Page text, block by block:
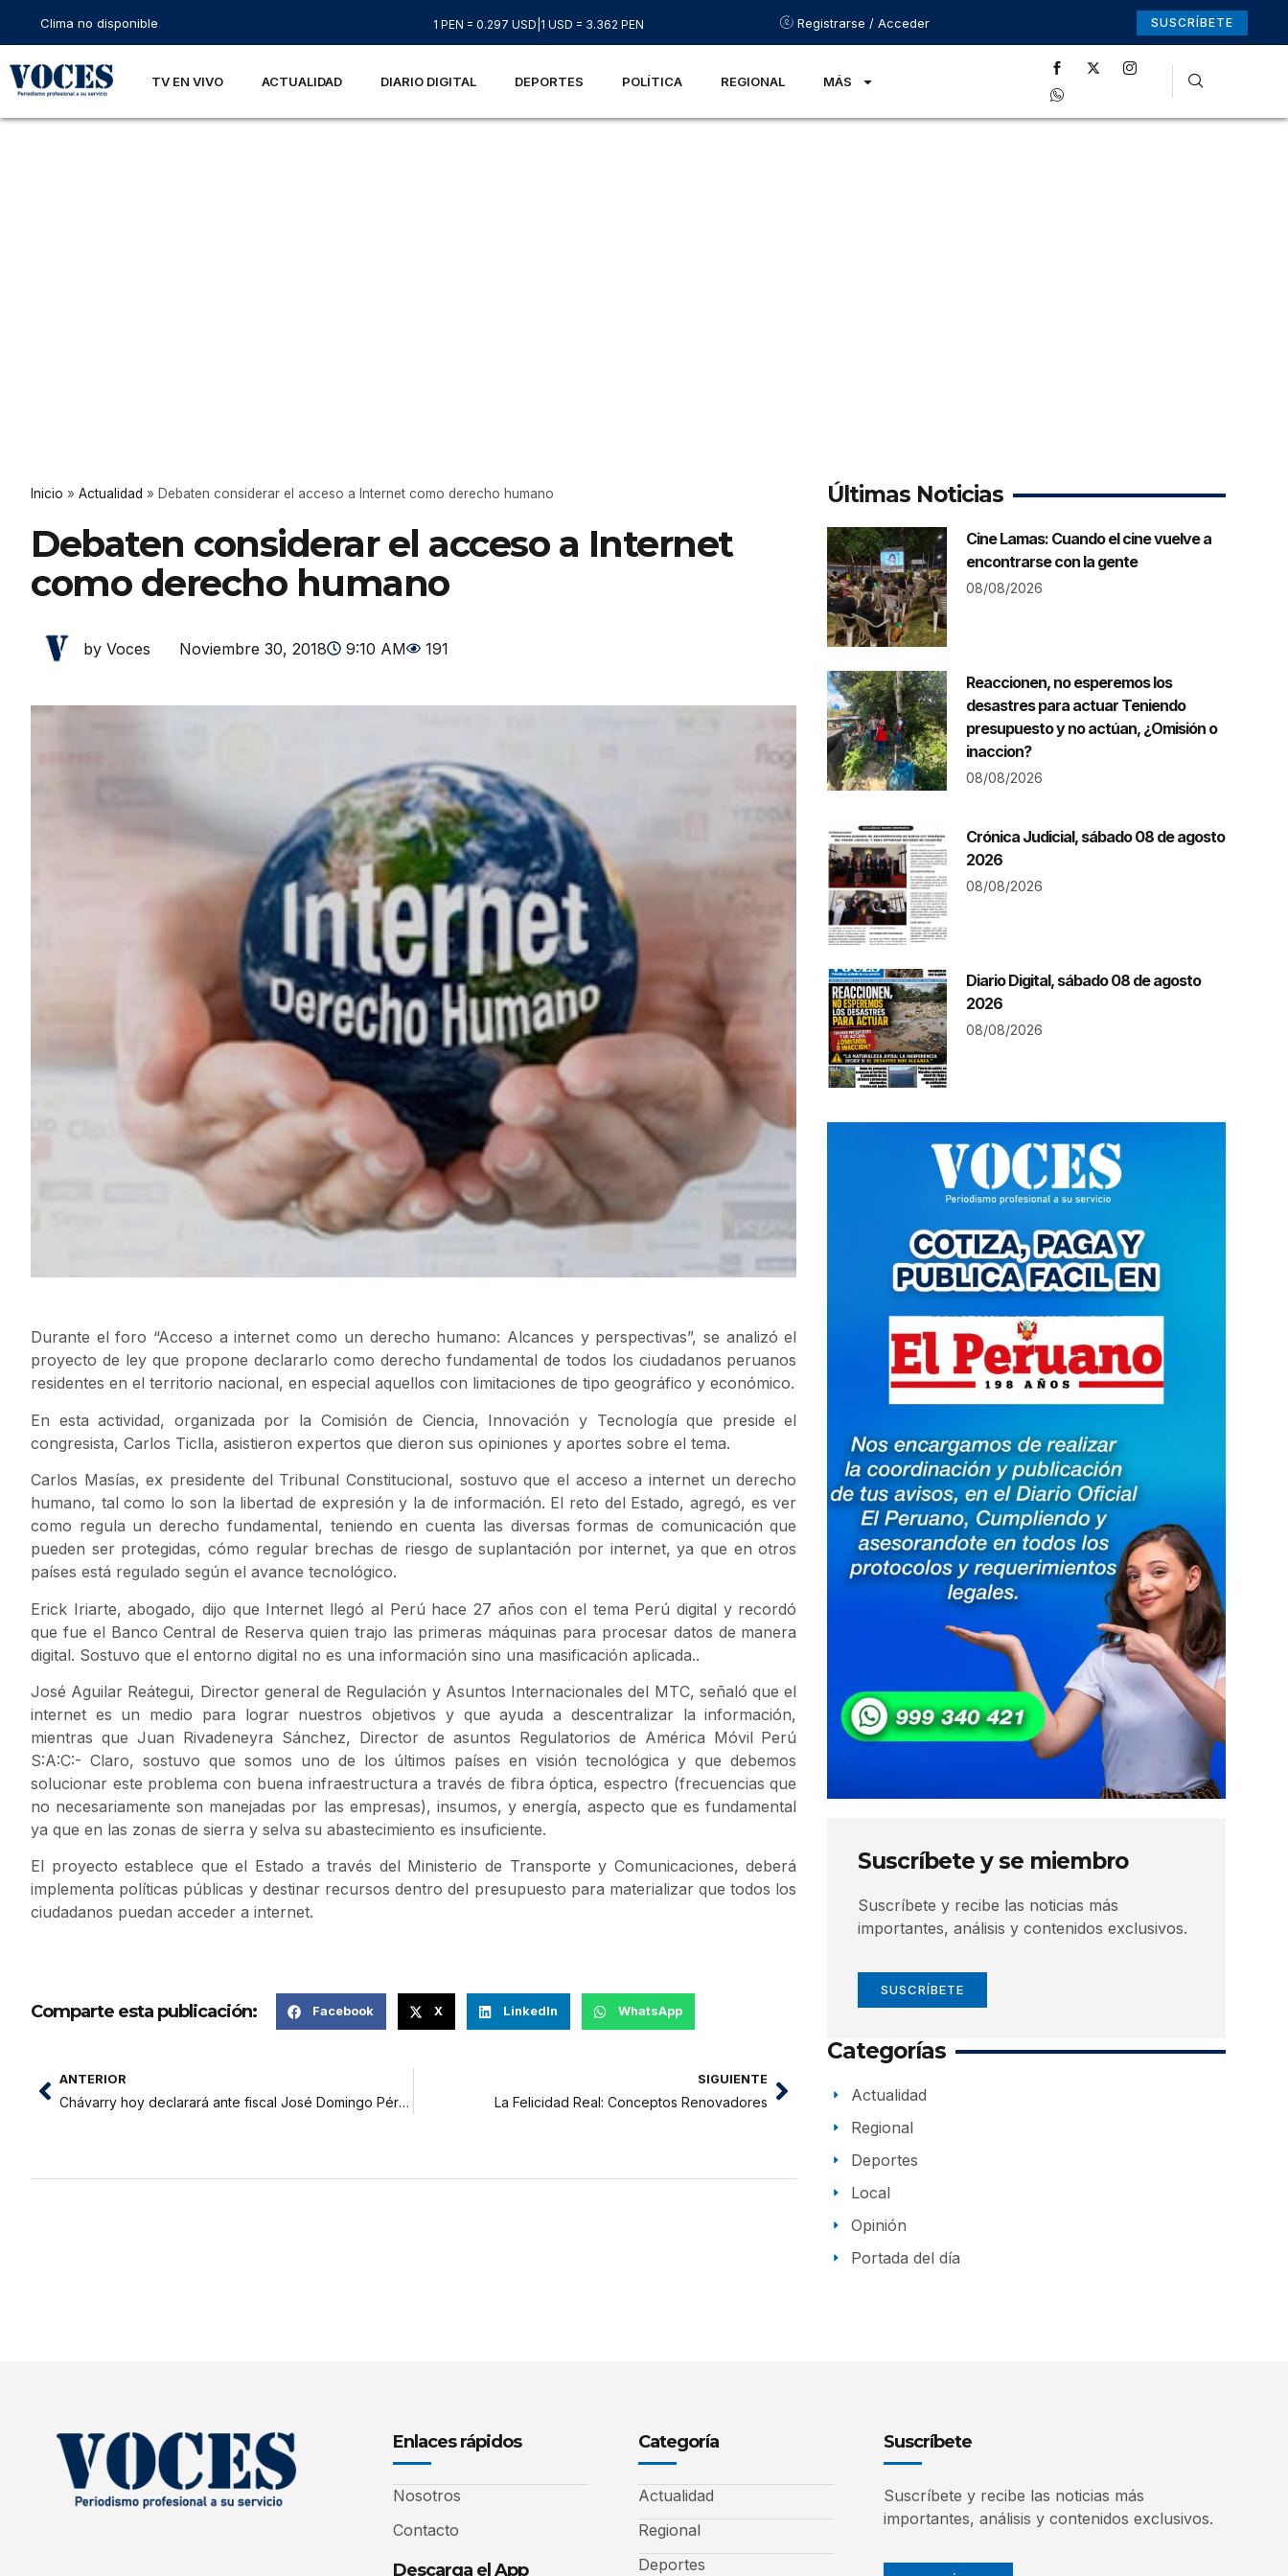
Clima no disponible 1 PEN = 0.297 USD 1 USD = 3.362 PEN Registrarse / Acceder SUSCRÍBETE
TV EN VIVO ACTUALIDAD DIARIO DIGITAL DEPORTES POLÍTICA REGIONAL MÁS
Inicio » Actualidad » Debaten considerar el acceso a Internet como derecho humano
Debaten considerar el acceso a Internet
como derecho humano
by Voces Noviembre 30, 2018 9:10 AM 191
Durante el foro “Acceso a internet como un derecho humano: Alcances y perspectivas”, se analizó el
proyecto de ley que propone declararlo como derecho fundamental de todos los ciudadanos peruanos
residentes en el territorio nacional, en especial aquellos con limitaciones de tipo geográfico y económico.
En esta actividad, organizada por la Comisión de Ciencia, Innovación y Tecnología que preside el
congresista, Carlos Ticlla, asistieron expertos que dieron sus opiniones y aportes sobre el tema.
Carlos Masías, ex presidente del Tribunal Constitucional, sostuvo que el acceso a internet un derecho
humano, tal como lo son la libertad de expresión y la de información. El reto del Estado, agregó, es ver
como regula un derecho fundamental, teniendo en cuenta las diversas formas de comunicación que
pueden ser protegidas, cómo regular brechas de riesgo de suplantación por internet, ya que en otros
países está regulado según el avance tecnológico.
Erick Iriarte, abogado, dijo que Internet llegó al Perú hace 27 años con el tema Perú digital y recordó
que fue el Banco Central de Reserva quien trajo las primeras máquinas para procesar datos de manera
digital. Sostuvo que el entorno digital no es una información sino una masificación aplicada..
José Aguilar Reátegui, Director general de Regulación y Asuntos Internacionales del MTC, señaló que el
internet es un medio para lograr nuestros objetivos y que ayuda a descentralizar la información,
mientras que Juan Rivadeneyra Sánchez, Director de asuntos Regulatorios de América Móvil Perú
S:A:C:- Claro, sostuvo que somos uno de los últimos países en visión tecnológica y que debemos
solucionar este problema con buena infraestructura a través de fibra óptica, espectro (frecuencias que
no necesariamente son manejadas por las empresas), insumos, y energía, aspecto que es fundamental
ya que en las zonas de sierra y selva su abastecimiento es insuficiente.
El proyecto establece que el Estado a través del Ministerio de Transporte y Comunicaciones, deberá
implementa políticas públicas y destinar recursos dentro del presupuesto para materializar que todos los
ciudadanos puedan acceder a internet.
Comparte esta publicación: Facebook X LinkedIn WhatsApp
ANTERIOR
Chávarry hoy declarará ante fiscal José Domingo Pérez por caso Cócteles
SIGUIENTE
La Felicidad Real: Conceptos Renovadores
Últimas Noticias
Cine Lamas: Cuando el cine vuelve a
encontrarse con la gente
08/08/2026
Reaccionen, no esperemos los
desastres para actuar Teniendo
presupuesto y no actúan, ¿Omisión o
inaccion?
08/08/2026
Crónica Judicial, sábado 08 de agosto
2026
08/08/2026
Diario Digital, sábado 08 de agosto
2026
08/08/2026
Suscríbete y se miembro
Suscríbete y recibe las noticias más
importantes, análisis y contenidos exclusivos.
SUSCRÍBETE
Categorías
Actualidad
Regional
Deportes
Local
Opinión
Portada del día
Enlaces rápidos
Nosotros
Contacto
Descarga el App
Categoría
Actualidad
Regional
Deportes
Suscríbete
Suscríbete y recibe las noticias más
importantes, análisis y contenidos exclusivos.